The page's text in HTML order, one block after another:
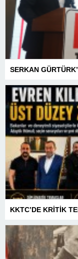
SERKAN